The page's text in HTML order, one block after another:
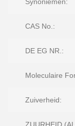
CAS No.:
DE EG NR.:
Moleculaire
Zuiverheid: